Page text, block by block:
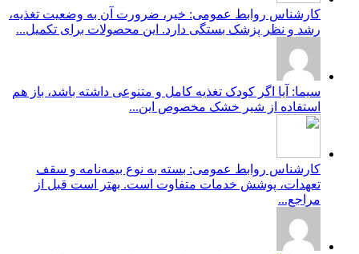
کارشناس روابط عمومی: خیر، ضرورت آن به وضعیت تغذیه،
رشد و نظر پزشک بستگی دارد. این محصولات برای تکمیل...
سیما: آیا اگر کودک تغذیه کامل و متنوعی داشته باشد، باز هم
استفاده از شیر خشک مخصوص این...
کارشناس روابط عمومی: بسته به نوع بیمه‌نامه و سقف
تعهدات، پوشش خدمات متفاوت است. بهتر است قبل از
مراجع...